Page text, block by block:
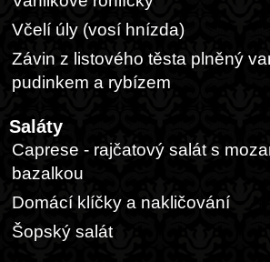
Včelí úly (vosí hnízda)
Závin z listového těsta plněný
pudinkem a rybízem
Saláty
Caprese - rajčatový salát s
bazalkou
Domácí klíčky a nakličování
Šopský salát